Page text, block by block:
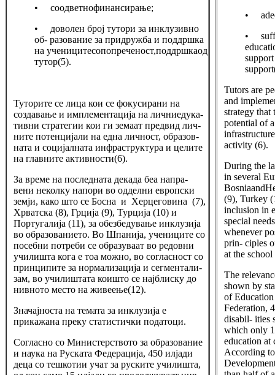
• соодветнофинансирање;
• доволен број тутори за инклузивно
об- разование за придружба и поддршка
на ученицитесопопреченост,поддршкаод
тутор(5).
Туторите се лица кои се фокусирани на
создавање и имплементација на личниедука-
тивни стратегии кои ги земаат предвид лич-
ните потенцијали на една личност, образов-
ната и социјалната инфраструктура и целите
на главните активности(6).
За време на последната декада беа напра-
вени неколку напори во одделни европски
земји, како што се Босна и Херцеговина (7),
Хрватска (8), Грција (9), Турција (10) и
Португалија (11), за обезбедување инклузија
во образованието. Во Шпанија, учениците со
посебни потреби се образуваат во редовни
училишта кога е тоа можно, во согласност со
принципите за нормализација и сегментали-
зам, во училиштата коишто се најблиску до
нивното место на живеење(12).
Значајноста на темата за инклузија е
прикажана преку статистички податоци.
Согласно со Министерството за образование
и наука на Руската Федерација, 450 илјади
деца со тешкотии учат за руските училишта,
•
•
Tutors are
and
strategy that
potential of
activity (6).
During the
in several
(9), Turkey
inclusion in
special
whenever
prin- ciples
at the
The
shown by
of
Federation,
disabil- ities
which only
education at
According